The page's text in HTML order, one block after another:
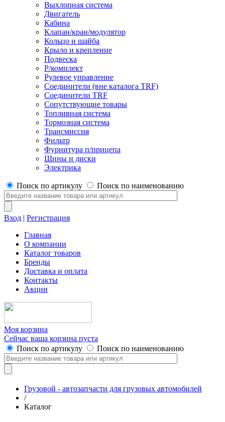
Выхлопная система
Двигатель
Кабина
Клапан/кран/модулятор
Кольцо и шайба
Крыло и крепление
Подвеска
Р/комплект
Рулевое управление
Соединители (вне каталога TRF)
Соединители TRF
Сопутствующие товары
Топливная система
Тормозная система
Трансмиссия
Фильтр
Фурнитура п/прицепа
Шины и диски
Электрика
Поиск по артикулу Поиск по наименованию
Вход | Регистрация
Главная
О компании
Каталог товаров
Бренды
Доставка и оплата
Контакты
Акции
Моя корзина
Сейчас ваша корзина пуста
Поиск по артикулу
Поиск по наименованию
Грузовой - автозапчасти для грузовых автомобилей
/
Каталог